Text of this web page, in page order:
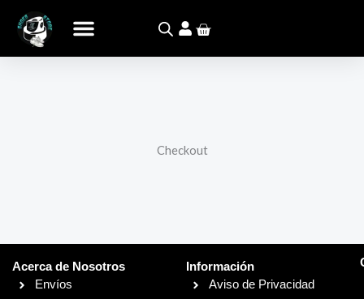
contenido
Carrito
Checkout
Acerca de Nosotros
Envíos
Información
Aviso de Privacidad